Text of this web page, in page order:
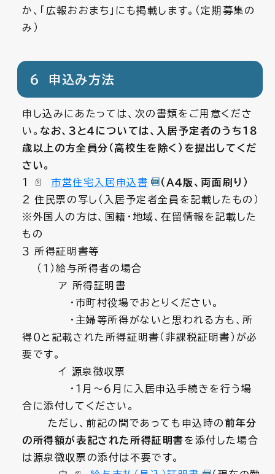
か、「広報おおまち」にも掲載します。（定期募集の
み）
６ 申込み方法
申し込みにあたっては、次の書類をご用意くださ
い。 なお、３と４については、入居予定者のうち１８
歳以上の方全員分（高校生を除く）を提出してくだ
さい。
１
市営住宅入居申込書 （Ａ４版、両面刷り）
２ 住民票の写し（入居予定者全員を記載したもの）
※外国人の方は、国籍・地域、在留情報を記載した
もの
３ 所得証明書等
（１）給与所得者の場合
ア 所得証明書
・市町村役場でおとりください。
・主婦等所得がないと思われる方も、所
得０と記載された所得証明書（非課税証明書）が必
要です。
イ 源泉徴収票
・１月～６月に入居申込手続きを行う場
合に添付してください。
ただし、前記の間であっても申込時の前年分
の所得額が表記された所得証明書を添付した場合
は源泉徴収票の添付は不要です。